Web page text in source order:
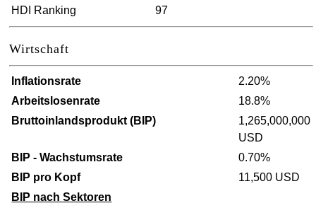
HDI Ranking 97
Wirtschaft
Inflationsrate
2.20%
Arbeitslosenrate
18.8%
Bruttoinlandsprodukt (BIP)
1,265,000,000
USD
BIP - Wachstumsrate
0.70%
BIP pro Kopf
11,500 USD
BIP nach Sektoren